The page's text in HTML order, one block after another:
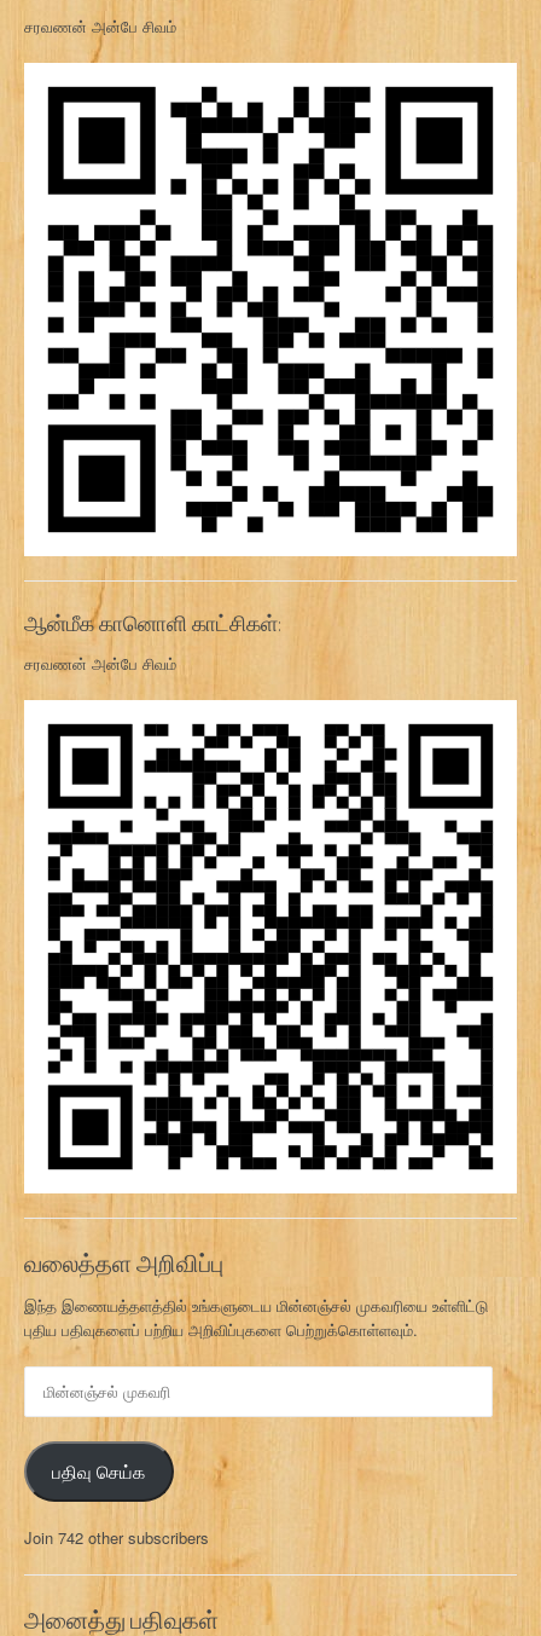
சரவணன் அன்பே சிவம்
ஆன்மீக கானொளி காட்சிகள்:
சரவணன் அன்பே சிவம்
வலைத்தள அறிவிப்பு
இந்த இணையத்தளத்தில் உங்களுடைய மின்னஞ்சல் முகவரியை உள்ளிட்டு
புதிய பதிவுகளைப் பற்றிய அறிவிப்புகளை பெற்றுக்கொள்ளவும்.
ன
ஞ்
ச
ல்
க
வ
பதிவு செய்க
Join 742 other subscribers
அனைத்து பதிவுகள்